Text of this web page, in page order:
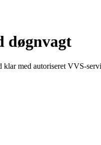
døgnvagt
med autoriseret VVS-